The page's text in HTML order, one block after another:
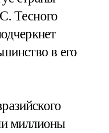
Тесного
в его
миллионы